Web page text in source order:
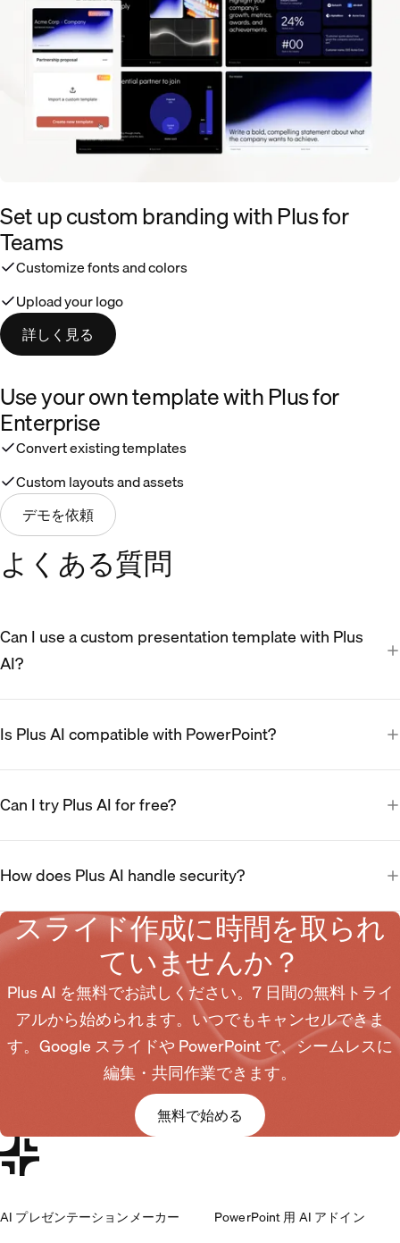
Set up custom branding with Plus for
Teams
Customize fonts and colors
Upload your logo
詳しく見る
Use your own template with Plus for
Enterprise
Convert existing templates
Custom layouts and assets
デモを依頼
よくある質問
Can I use a custom presentation template with Plus
AI?
Is Plus AI compatible with PowerPoint?
Can I try Plus AI for free?
How does Plus AI handle security?
スライド作成に時間を取られ
ていませんか？
Plus AI を無料でお試しください。7 日間の無料トライ
アルから始められます。いつでもキャンセルできま
す。Google スライドや PowerPoint で、シームレスに
編集・共同作業できます。
無料で始める
AI プレゼンテーションメーカー
PowerPoint 用 AI アドイン